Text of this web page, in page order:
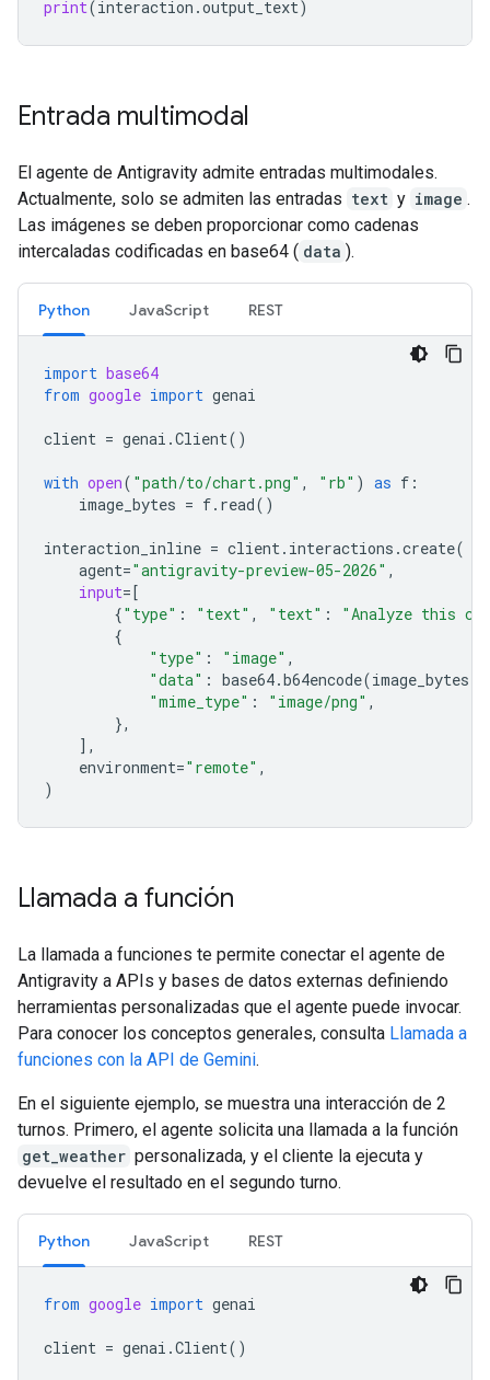
print(interaction .output_text)
Entrada multimodal
El agente de Antigravity admite entradas multimodales.
Actualmente, solo se admiten las entradas text y image .
Las imágenes se deben proporcionar como cadenas
intercaladas codificadas en base64 ( data ).
Python JavaScript REST
import base64
from google import genai
client = genai .Client()
with open( "path/to/chart.png" , "rb" ) as f :
image_bytes = f. read()
interaction_inline = client. interactions .create(
agent="antigravity-preview-05-2026" ,
input=[
{"type" : "text" , "text" :
"Analyze this
{
"type" : "image" ,
"data" : base64.b64encode(image_bytes
"mime_type" : "image/png" ,
},
],
environment="remote" ,
)
Llamada a función
La llamada a funciones te permite conectar el agente de
Antigravity a APIs y bases de datos externas definiendo
herramientas personalizadas que el agente puede invocar.
Para conocer los conceptos generales, consulta Llamada a
funciones con la API de Gemini.
En el siguiente ejemplo, se muestra una interacción de 2
turnos. Primero, el agente solicita una llamada a la función
get_weather personalizada, y el cliente la ejecuta y
devuelve el resultado en el segundo turno.
Python JavaScript REST
from google import genai
client = genai .Client()